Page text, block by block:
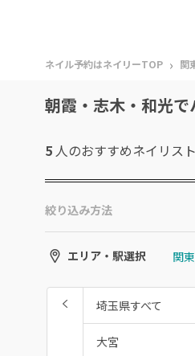
ネイル予約はネイリーTOP › 関
朝霞・志木・和光
5 人のおすすめネイリスト
絞り込み方法
エリア・駅選択
埼玉県すべて
大宮